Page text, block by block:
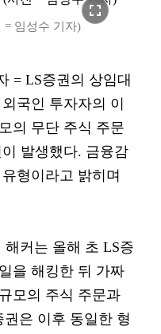
fullscreen
= 임성수 기자)
= LS증권의 상임대
국인 투자자의 이
의 무단 주식 주문
발생했다. 금융감
형이라고 밝히며
커는 올해 초 LS증
을 해킹한 뒤 가짜
모의 주식 주문과
은 이후 동일한 형